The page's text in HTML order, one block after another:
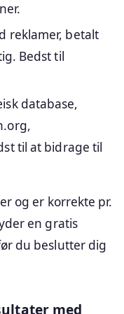
reklamer, betalt
Bedst til
database,
til at bidrage til
og er korrekte pr.
en gratis
du beslutter dig
med